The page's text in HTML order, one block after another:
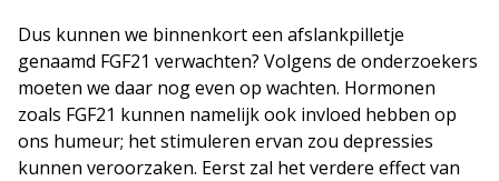
Dus kunnen we binnenkort een afslankpilletje
genaamd FGF21 verwachten? Volgens de onderzoekers
moeten we daar nog even op wachten. Hormonen
zoals FGF21 kunnen namelijk ook invloed hebben op
ons humeur; het stimuleren ervan zou depressies
kunnen veroorzaken. Eerst zal het verdere effect van